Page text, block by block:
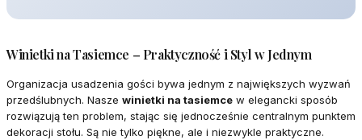
Winietki na Tasiemce – Praktyczność i Styl w Jednym
Organizacja usadzenia gości bywa jednym z największych wyzwań
przedślubnych. Nasze winietki na tasiemce w elegancki sposób
rozwiązują ten problem, stając się jednocześnie centralnym punktem
dekoracji stołu. Są nie tylko piękne, ale i niezwykle praktyczne.